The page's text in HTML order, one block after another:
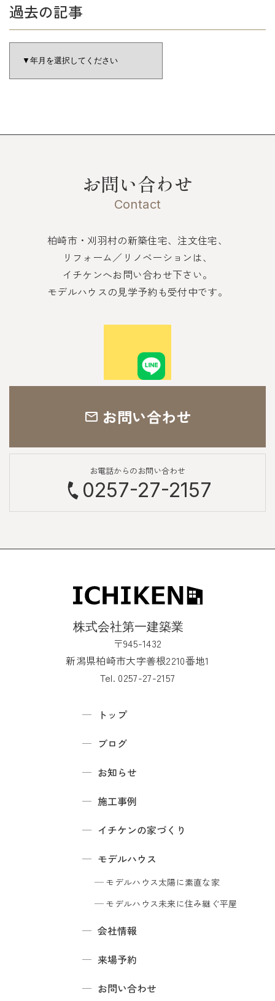
過去の記事
お問い合わせ
Contact
柏崎市・刈羽村の新築住宅、注文住宅、
リフォーム／リノベーションは、
イチケンへお問い合わせ下さい。
モデルハウスの見学予約も受付中です。
お問い合わせ
お電話からのお問い合わせ
0257-27-2157
〒945-1432
新潟県柏崎市大字善根2210番地1
Tel. 0257-27-2157
トップ
ブログ
お知らせ
施工事例
イチケンの家づくり
モデルハウス
モデルハウス太陽に素直な家
モデルハウス未来に住み継ぐ平屋
会社情報
来場予約
お問い合わせ